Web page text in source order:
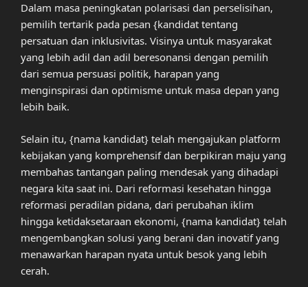
Dalam masa peningkatan polarisasi dan perselisihan,
pemilih tertarik pada pesan {kandidat tentang
persatuan dan inklusivitas. Visinya untuk masyarakat
yang lebih adil dan adil beresonansi dengan pemilih
dari semua persuasi politik, harapan yang
menginspirasi dan optimisme untuk masa depan yang
lebih baik.
Selain itu, {nama kandidat} telah mengajukan platform
kebijakan yang komprehensif dan berpikiran maju yang
membahas tantangan paling mendesak yang dihadapi
negara kita saat ini. Dari reformasi kesehatan hingga
reformasi peradilan pidana, dari perubahan iklim
hingga ketidaksetaraan ekonomi, {nama kandidat} telah
mengembangkan solusi yang berani dan inovatif yang
menawarkan harapan nyata untuk besok yang lebih
cerah.